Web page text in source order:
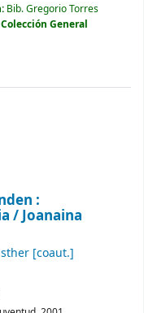
Bib. Gregorio Torres
Colección General
:
/Joanaina
[coaut.]